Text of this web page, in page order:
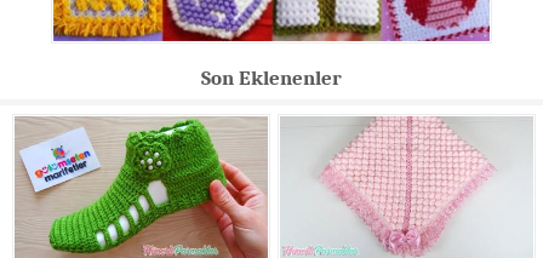
Son Eklenenler